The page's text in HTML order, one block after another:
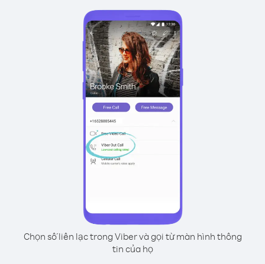
Chọn số liên lạc trong Viber và gọi từ màn hình thông
tin của họ